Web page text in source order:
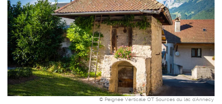
© Peignée Verticale OT Sources du lac d'Annecy